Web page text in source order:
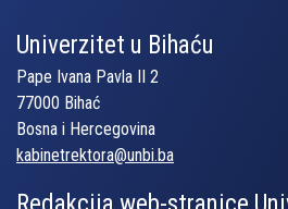
Univerzitet u Bihaću
Pape Ivana Pavla II 2
77000 Bihać
Bosna i Hercegovina
kabinetrektora@unbi.ba